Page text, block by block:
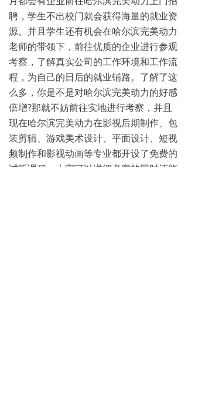
聘，学生不出校门就会获得海量的就业资
源。并且学生还有机会在哈尔滨完美动力
老师的带领下，前往优质的企业进行参观
考察，了解真实公司的工作环境和工作流
程，为自己的日后的就业铺路。了解了这
么多，你是不是对哈尔滨完美动力的好感
倍增?那就不妨前往实地进行考察，并且
现在哈尔滨完美动力在影视后期制作、包
装剪辑、游戏美术设计、平面设计、短视
频制作和影视动画等专业都开设了免费的
试听课程，大家可以详细考察的同时还能